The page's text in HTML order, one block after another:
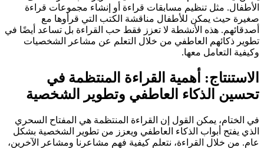
الأطفال. مثل تنظيم مسابقات قراءة أو إنشاء مجموعات قراءة
صغيرة حيث يمكن للأطفال مناقشة الكتب التي قرأوها مع
أصدقائهم. هذه الأنشطة لا تعزز فقط حب القراءة بل تساعد أيضًا في
تطوير ذكائهم العاطفي من خلال التعلم عن مشاعر الشخصيات
وكيفية التعامل معها.
الاستنتاج: أهمية القراءة المنتظمة في
تحسين الذكاء العاطفي وتطوير الشخصية
في الختام، يمكن القول إن القراءة المنتظمة هي المفتاح السحري
الذي يفتح أبواب الذكاء العاطفي ويعزز من تطوير الشخصية بشكل
عام. من خلال القراءة، نتعلم كيفية فهم مشاعرنا ومشاعر الآخرين،